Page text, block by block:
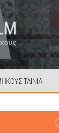
ΤΑΙΝΙΑ